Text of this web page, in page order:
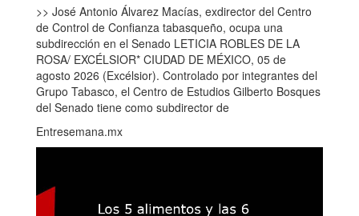
>> José Antonio Álvarez Macías, exdirector del Centro
de Control de Confianza tabasqueño, ocupa una
subdirección en el Senado LETICIA ROBLES DE LA
ROSA/ EXCÉLSIOR* CIUDAD DE MÉXICO, 05 de
agosto 2026 (Excélsior). Controlado por integrantes del
Grupo Tabasco, el Centro de Estudios Gilberto Bosques
del Senado tiene como subdirector de
Entresemana.mx